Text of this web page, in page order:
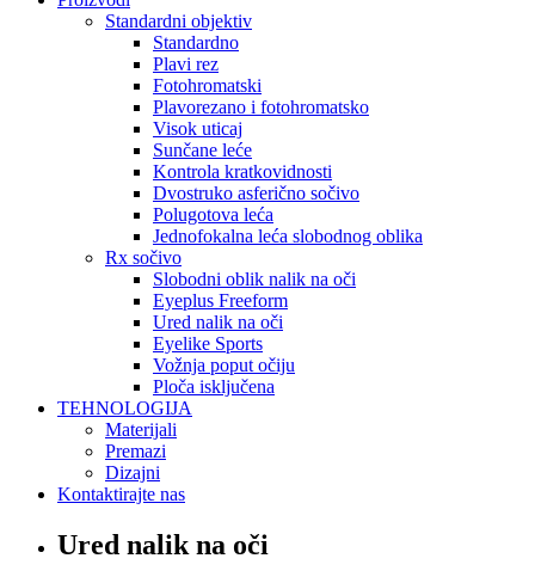
Standardni objektiv
Standardno
Plavi rez
Fotohromatski
Plavorezano i fotohromatsko
Visok uticaj
Sunčane leće
Kontrola kratkovidnosti
Dvostruko asferično sočivo
Polugotova leća
Jednofokalna leća slobodnog oblika
Rx sočivo
Slobodni oblik nalik na oči
Eyeplus Freeform
Ured nalik na oči
Eyelike Sports
Vožnja poput očiju
Ploča isključena
TEHNOLOGIJA
Materijali
Premazi
Dizajni
Kontaktirajte nas
Ured nalik na oči